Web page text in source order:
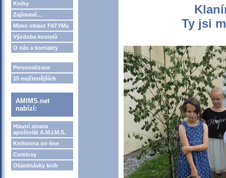
Knihy
Zajímavé...
Mimo oblast FATYMu
Výzdoba kostelů
O nás a kontakty
Personalizace
15 nejčtenějších
AMIMS.net
nabízí:
Hlavní strana
apoštolát A.M.I.M.S.
Knihovna on-line
Comicsy
Objednávky knih
Ty jsi